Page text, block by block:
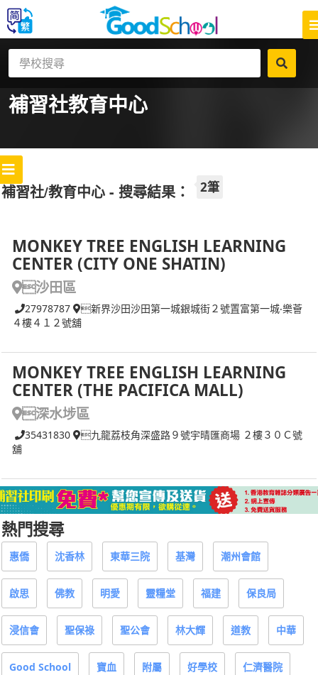
補習社教育中心
補習社/教育中心 - 搜尋結果： 2筆
MONKEY TREE ENGLISH LEARNING
CENTER (CITY ONE SHATIN)
沙田區
27978787
新界沙田沙田第一城銀城街２號置富第一城‧樂薈
４樓４１２號舖
MONKEY TREE ENGLISH LEARNING
CENTER (THE PACIFICA MALL)
深水埗區
35431830
九龍荔枝角深盛路９號宇晴匯商場 ２樓３０Ｃ號
舖
熱門搜尋
惠僑 沈香林 東華三院 基灣 潮州會館
啟思 佛教 明愛 靈糧堂 福建 保良局
浸信會 聖保祿 聖公會 林大輝 道教 中華
Good School 寶血 附屬 好學校 仁濟醫院